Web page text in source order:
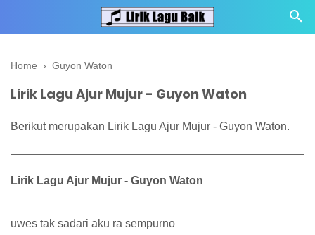
Home › Guyon Waton
Lirik Lagu Ajur Mujur - Guyon Waton
Berikut merupakan Lirik Lagu Ajur Mujur - Guyon Waton.
Lirik Lagu Ajur Mujur - Guyon Waton
uwes tak sadari aku ra sempurno